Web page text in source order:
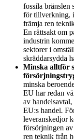
fossila bränslen
för tillverkning,
främja ren
En rättsakt om
industrin
sektorer i
skräddarsydda
Minska alltför
minska
EU har redan
av
EU:s handel.
leveranskedjor
försörjningen
ren teknik från